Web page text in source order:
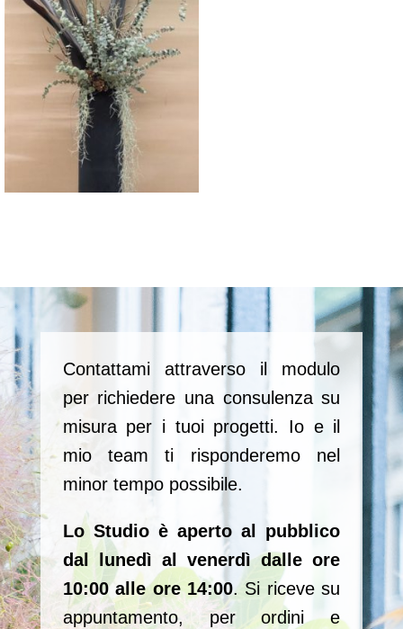
Contattami attraverso il modulo
per richiedere una consulenza su
misura per i tuoi progetti. Io e il
mio team ti risponderemo nel
minor tempo possibile.
Lo Studio è aperto al pubblico
dal lunedì al venerdì dalle ore
10:00 alle ore 14:00. Si riceve su
appuntamento, per ordini e